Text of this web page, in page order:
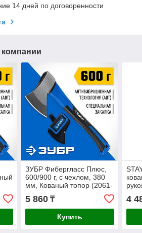
14 дней по договоренности
ЗУБР Фибергласс Плюс,
600/900 г, с чехлом, 380
мм, Кованый топор (2061-
5 860₸
Купить
4